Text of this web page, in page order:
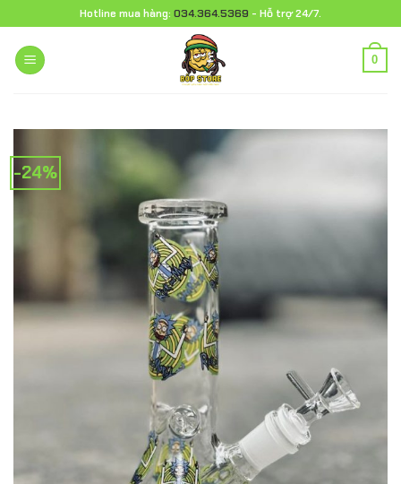
đến
nội
dung
Hotline mua hàng: 034.364.5369 - Hỗ trợ 24/7.
0
-24%